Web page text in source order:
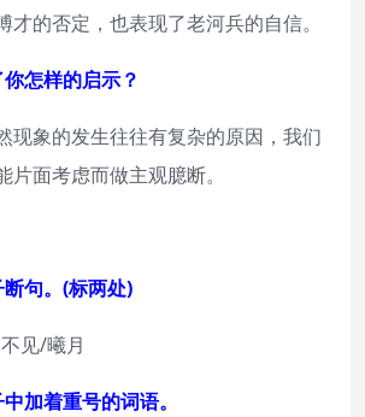
才的否定，也表现了老河兵的自信。
怎样的启示？
现象的发生往往有复杂的原因，我们
面考虑而做主观臆断。
句。(标两处)
见/曦月
加着重号的词语。